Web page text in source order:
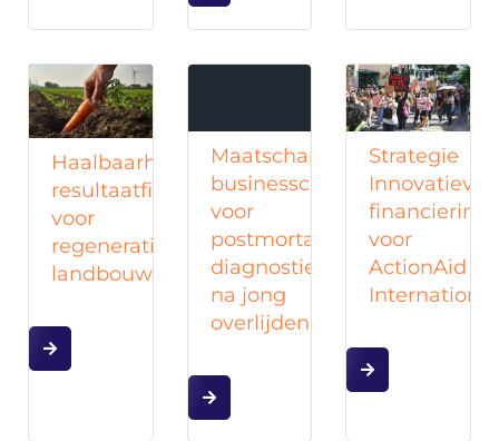
Haalbaarheidsstudie
resultaatfinanciering
voor
regeneratieve
landbouw
Maatschappelijke
businesscase
voor
postmortale
diagnostiek
na jong
overlijden
Strategie
Innovatieve
financiering
voor
ActionAid
International